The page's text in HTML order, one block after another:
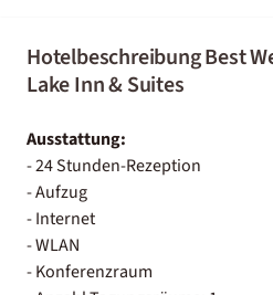
Hotelbeschreibung Best
Lake Inn & Suites
Ausstattung:
- 24 Stunden-Rezeption
- Aufzug
- Internet
- WLAN
- Konferenzraum